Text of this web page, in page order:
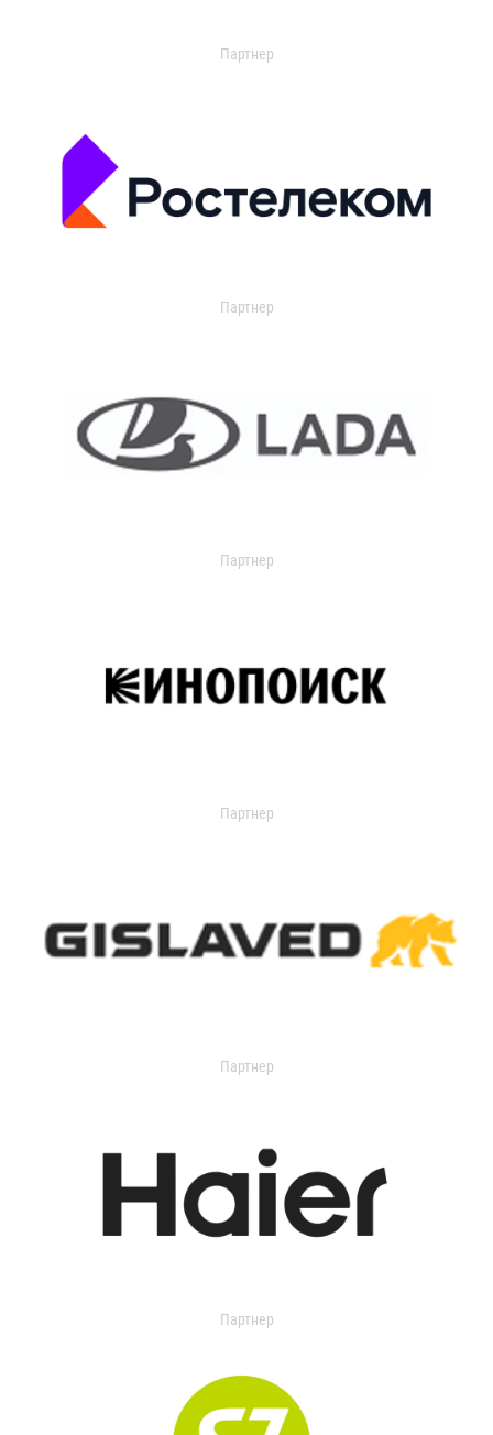
Партнер
Партнер
Партнер
Партнер
Партнер
Партнер